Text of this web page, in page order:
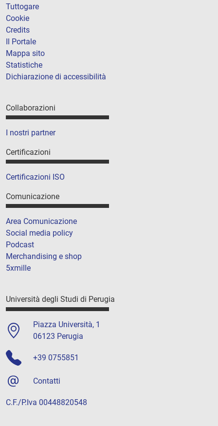
Tuttogare
Cookie
Credits
Il Portale
Mappa sito
Statistiche
Dichiarazione di accessibilità
Collaborazioni
I nostri partner
Certificazioni
Certificazioni ISO
Comunicazione
Area Comunicazione
Social media policy
Podcast
Merchandising e shop
5xmille
Università degli Studi di Perugia
Piazza Università, 1
06123 Perugia
+39 0755851
Contatti
C.F./P.Iva 00448820548